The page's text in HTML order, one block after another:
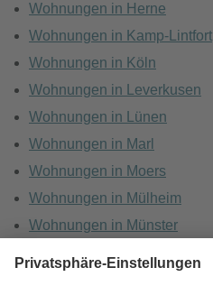
Wohnungen in Herne
Wohnungen in Kamp-Lintfort
Wohnungen in Köln
Wohnungen in Leverkusen
Wohnungen in Lünen
Wohnungen in Marl
Wohnungen in Moers
Wohnungen in Mülheim
Wohnungen in Münster